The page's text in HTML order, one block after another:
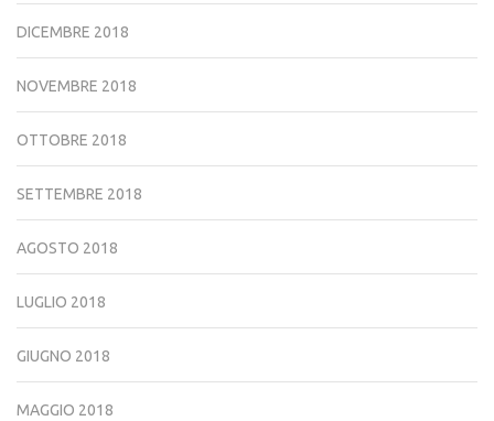
DICEMBRE 2018
NOVEMBRE 2018
OTTOBRE 2018
SETTEMBRE 2018
AGOSTO 2018
LUGLIO 2018
GIUGNO 2018
MAGGIO 2018